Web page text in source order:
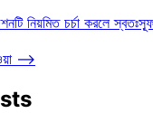
নিয়মিত চর্চা করলে
⟶